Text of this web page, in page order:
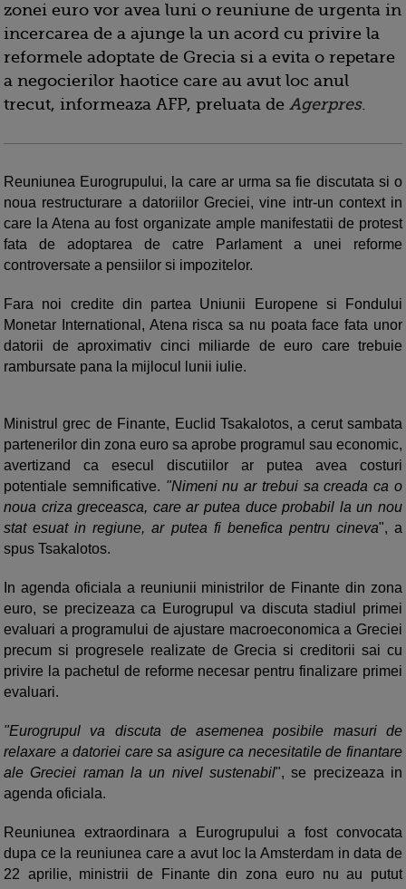
zonei euro vor avea luni o reuniune de urgenta in
incercarea de a ajunge la un acord cu privire la
reformele adoptate de Grecia si a evita o repetare
a negocierilor haotice care au avut loc anul
trecut, informeaza AFP, preluata de Agerpres.
Reuniunea Eurogrupului, la care ar urma sa fie discutata si o
noua restructurare a datoriilor Greciei, vine intr-un context in
care la Atena au fost organizate ample manifestatii de protest
fata de adoptarea de catre Parlament a unei reforme
controversate a pensiilor si impozitelor.
Fara noi credite din partea Uniunii Europene si Fondului
Monetar International, Atena risca sa nu poata face fata unor
datorii de aproximativ cinci miliarde de euro care trebuie
rambursate pana la mijlocul lunii iulie.
Ministrul grec de Finante, Euclid Tsakalotos, a cerut sambata
partenerilor din zona euro sa aprobe programul sau economic,
avertizand ca esecul discutiilor ar putea avea costuri
potentiale semnificative. "Nimeni nu ar trebui sa creada ca o
noua criza greceasca, care ar putea duce probabil la un nou
stat esuat in regiune, ar putea fi benefica pentru cineva", a
spus Tsakalotos.
In agenda oficiala a reuniunii ministrilor de Finante din zona
euro, se precizeaza ca Eurogrupul va discuta stadiul primei
evaluari a programului de ajustare macroeconomica a Greciei
precum si progresele realizate de Grecia si creditorii sai cu
privire la pachetul de reforme necesar pentru finalizare primei
evaluari.
"Eurogrupul va discuta de asemenea posibile masuri de
relaxare a datoriei care sa asigure ca necesitatile de finantare
ale Greciei raman la un nivel sustenabil", se precizeaza in
agenda oficiala.
Reuniunea extraordinara a Eurogrupului a fost convocata
dupa ce la reuniunea care a avut loc la Amsterdam in data de
22 aprilie, ministrii de Finante din zona euro nu au putut